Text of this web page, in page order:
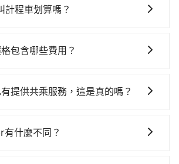
，步行進站、現場購票並於月台排隊
站前排班的計程車，搭上小黃後約花
平均每人花費為900元。但如果全程使
元車資，而且更會額外浪費54分鐘在
（因為要自己開車），最重要的是你
車，每公里再額外加收$3.2，從桃園
和可能的每小時40元路邊停車費用預
Vios這類乘坐體驗較差的車款，如果人
計程車划算嗎？
Line Taxi、Yoxi等，如果在路邊攔不
照里程跳錶計算，價格約為
15%、密度僅雙北的0.9%，其叫車的
包含哪些費用？
、營業稅等，不會再有其他額外的費
提供共乘服務，這是真的嗎？
務，不用再擔心人少不成團問題，還
什麼不同？